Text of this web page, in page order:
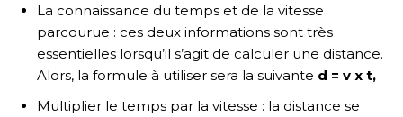
La connaissance du temps et de la vitesse
parcourue : ces deux informations sont très
essentielles lorsqu’il s’agit de calculer une distance.
Alors, la formule à utiliser sera la suivante d = v x t,
Multiplier le temps par la vitesse : la distance se